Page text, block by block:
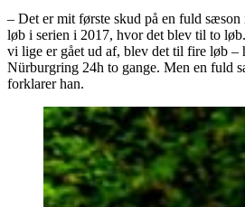
– Det er mit første skud på en fuld
løb i serien i 2017, hvor det blev til to
vi lige er gået ud af, blev det til fire løb –
Nürburgring 24h to gange. Men en fuld
forklarer han.